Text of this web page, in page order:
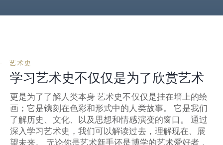
艺术史
学习艺术史不仅仅是为了欣赏艺术
更是为了了解人类本身 艺术史不仅仅是挂在墙上的绘
画；它是镌刻在色彩和形式中的人类故事。 它是我们
了解历史、文化、以及思想和情感演变的窗口。 通过
深入学习艺术史，我们可以解读过去，理解现在、展
望未来。 无论你是艺术新手还是博学的艺术爱好者，